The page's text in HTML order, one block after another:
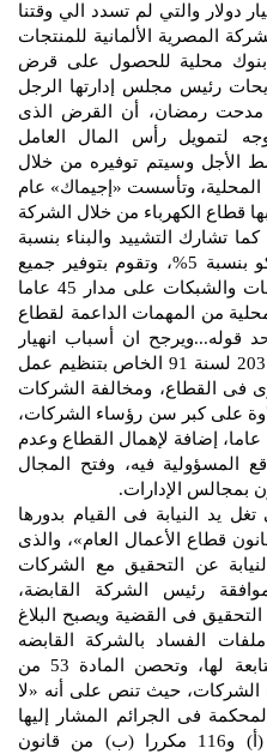
التي تفوق قيمة ال 10مليار دولار والتي لم تسدد الي وقتنا
المصرية الألمانية للمنتجات
بنوك محلية للحصول على قرض
لتصريحات رئيس مجلس إدارتها الرجل
المهندس مدحت رمضان، أن القرض الذى
لتمويل رأس المال العامل
الأجل وسيتم توفيره من خلال
المحلية، وتأسست «إجيماك» عام
قطاع الكهرباء من خلال الشركة
لكهرباء مصر بنسبة 63%، كما تشارك التشييد والبناء بنسبة
24% وكهروبيكا بنسبة 5%، والماكو بنسبة 5%، وتقوم بتوفير جميع
المهمات الكهربائية اللازمة للمحطات والشبكات على مدار 45 عاما
المحلية من المهمات الداعمة لقطاع
قوله...ويرجح ان أسباب انهيار
هذا القطاع ، يرجع لحماية القانون 203 لسنة 91 الخاص بتنظيم عمل
فى القطاع، ومخالفة الشركات
علاوة على كبر سن رؤساء الشركات،
حيث تخطى سن البعض منهم الـ80 عاما، إضافة لإهمال القطاع وعدم
المسؤولية فيه، وفتح المجال
بمجالس الإدارات.
يد النيابة فى القيام بدورها
قطاع الأعمال العام»، والذى
عن التحقيق مع الشركات
رئيس الشركة القابضة،
فى القضية ويصبح البلاغ
الفساد بالشركة القابضه
لكهرباء مصر وجميع الشركات التابعة لها، وتحصن المادة 53 من
الشركات، حيث تنص على أنه «لا
فى الجرائم المشار إليها
بالمواد 116 مكررا و116 مكررا (أ) و116 مكررا (ب) من قانون